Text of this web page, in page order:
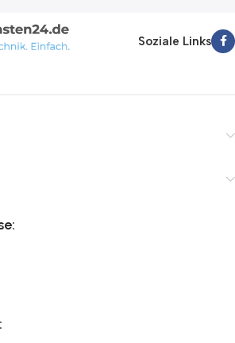
Soziale Links